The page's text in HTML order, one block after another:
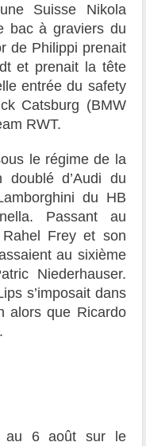
Suisse Nikola
bac à graviers du
de Philippi prenait
et prenait la tête
entrée du safety
Catsburg (BMW
RWT.
le régime de la
d’Audi du
du HB
Passant au
Frey et son
au sixième
Niederhauser.
s’imposait dans
alors que Ricardo
au 6 août sur le